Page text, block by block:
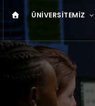
ÜNIVERSITEMIZ